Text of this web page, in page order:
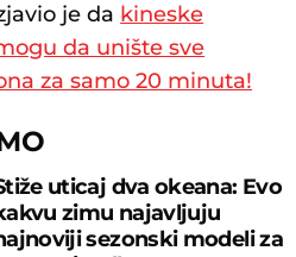
je da kineske
da unište sve
za samo 20 minuta!
uticaj dva okeana: Evo
zimu najavljuju
sezonski modeli za